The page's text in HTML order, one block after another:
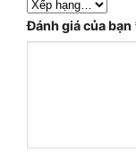
Đánh giá của bạn